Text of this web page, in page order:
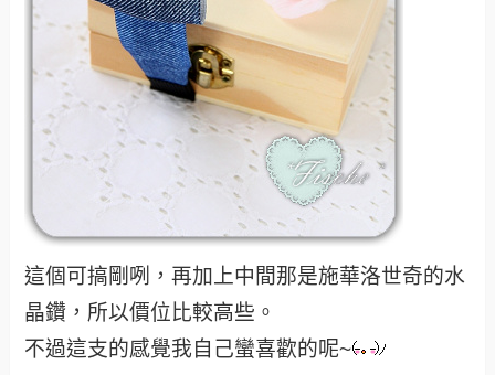
這個可搞剛咧，再加上中間那是施華洛世奇的水
晶鑽，所以價位比較高些。
不過這支的感覺我自己蠻喜歡的呢~